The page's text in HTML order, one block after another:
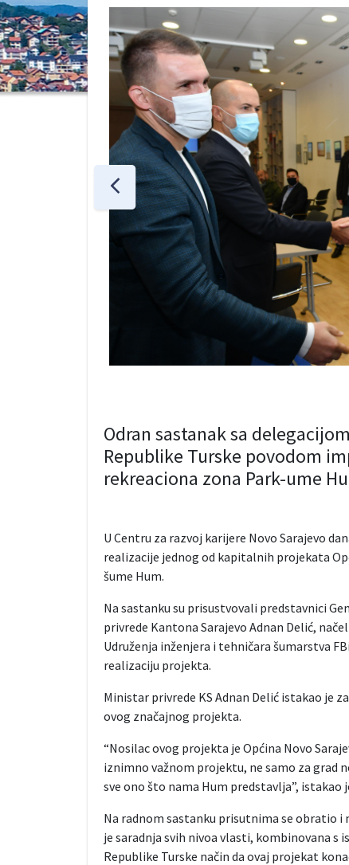
Odran sastanak sa
Republike Turske povodom
rekreaciona zona Park-ume
U Centru za razvoj karijere Novo Sarajevo
realizacije jednog od kapitalnih projekata
šume Hum.
Na sastanku su prisustvovali predstavnici
privrede Kantona Sarajevo Adnan Delić,
Udruženja inženjera i tehničara šumarstva
realizaciju projekta.
Ministar privrede KS Adnan Delić istakao je
ovog značajnog projekta.
“Nosilac ovog projekta je Općina Novo
iznimno važnom projektu, ne samo za grad
sve ono što nama Hum predstavlja”, istakao
Na radnom sastanku prisutnima se obratio i
je saradnja svih nivoa vlasti, kombinovana s
Republike Turske način da ovaj projekat